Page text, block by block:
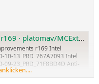
· platomav/MCExtractor
r169 Intel
10-13_PRD_767A7093 Intel
23_PRD_71F8BD4D Anti-